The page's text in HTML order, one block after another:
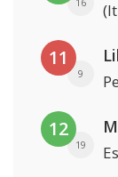
11
9
12
19